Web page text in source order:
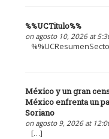
%%UCTitulo%%
on agosto 10, 2026 at
México y un gran
México enfrenta un
Soriano
on agosto 9, 2026 at
[…]